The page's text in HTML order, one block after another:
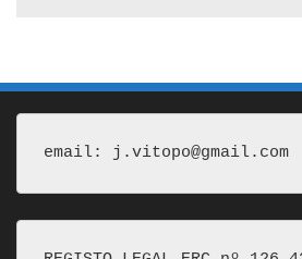
email: j.vitopo@gmail.com